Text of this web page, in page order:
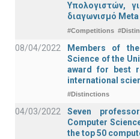
Υπολογιστών,
διαγωνισμό
#Competitions
08/04/2022
Members of
Science of the
award for best
international
#Distinctions
04/03/2022
Seven
Computer
the top 50